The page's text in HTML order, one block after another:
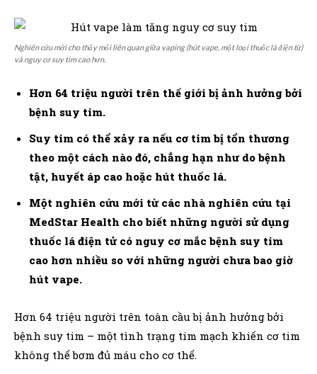
Nghiên cứu mới cho thấy mối liên quan giữa vaping (hút vape, một loại thuốc lá điện tử)
và nguy cơ suy tim cao hơn.
Hơn 64 triệu người trên thế giới bị ảnh hưởng bởi
bệnh suy tim.
Suy tim có thể xảy ra nếu cơ tim bị tổn thương
theo một cách nào đó, chẳng hạn như do bệnh
tật, huyết áp cao hoặc hút thuốc lá.
Một nghiên cứu mới từ các nhà nghiên cứu tại
MedStar Health cho biết những người sử dụng
thuốc lá điện tử có nguy cơ mắc bệnh suy tim
cao hơn nhiều so với những người chưa bao giờ
hút vape.
Hơn 64 triệu người trên toàn cầu bị ảnh hưởng bởi
bệnh suy tim – một tình trạng tim mạch khiến cơ tim
không thể bơm đủ máu cho cơ thể.